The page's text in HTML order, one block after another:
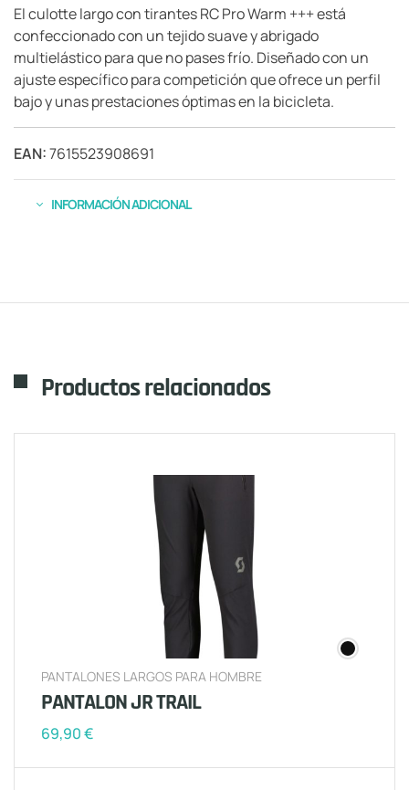
El culotte largo con tirantes RC Pro Warm +++ está
confeccionado con un tejido suave y abrigado
multielástico para que no pases frío. Diseñado con un
ajuste específico para competición que ofrece un perfil
bajo y unas prestaciones óptimas en la bicicleta.
EAN:7615523908691
INFORMACIÓN ADICIONAL
Productos relacionados
PANTALONES LARGOS PARA HOMBRE
PANTALON JR TRAIL
69,90€